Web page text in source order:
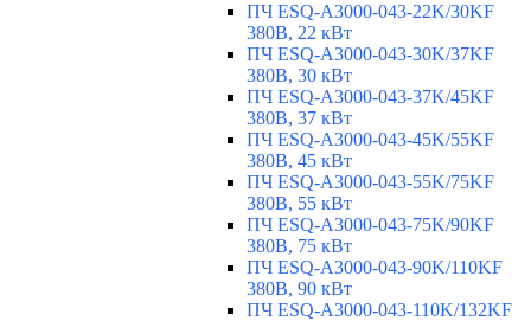
ПЧ ESQ-A3000-043-22K/30KF
380В, 22 кВт
ПЧ ESQ-A3000-043-30K/37KF
380В, 30 кВт
ПЧ ESQ-A3000-043-37K/45KF
380В, 37 кВт
ПЧ ESQ-A3000-043-45K/55KF
380В, 45 кВт
ПЧ ESQ-A3000-043-55K/75KF
380В, 55 кВт
ПЧ ESQ-A3000-043-75K/90KF
380В, 75 кВт
ПЧ ESQ-A3000-043-90K/110KF
380В, 90 кВт
ПЧ ESQ-A3000-043-110K/132KF